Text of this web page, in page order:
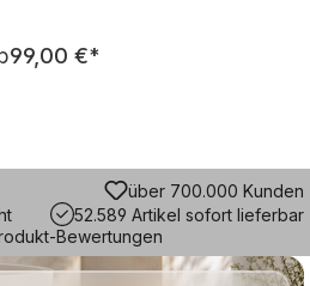
Regulärer Preis:
99,00 €*
über 700.000 Kunden
52.589 Artikel sofort lieferbar
Bewertungen